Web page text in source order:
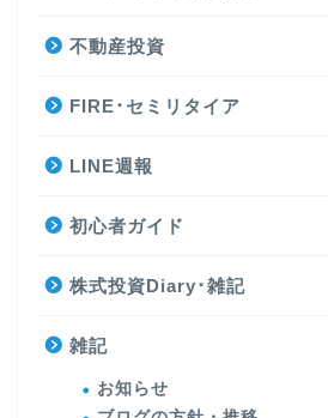
不動産投資
FIRE･セミリタイア
LINE週報
初心者ガイド
株式投資Diary･雑記
雑記
お知らせ